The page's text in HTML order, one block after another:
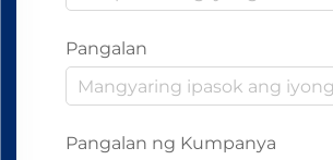
Pangalan
Pangalan ng Kumpanya